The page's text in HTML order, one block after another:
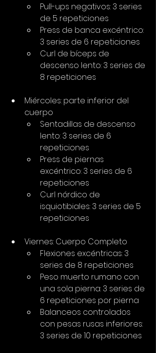
Pull-ups negativos: 3 series
de 5 repeticiones
Press de banca excéntrico:
3 series de 6 repeticiones
Curl de bíceps de
descenso lento: 3 series de
8 repeticiones
Miércoles: parte inferior del
cuerpo
Sentadillas de descenso
lento: 3 series de 6
repeticiones
Press de piernas
excéntrico: 3 series de 6
repeticiones
Curl nórdico de
isquiotibiales: 3 series de 5
repeticiones
Viernes: Cuerpo Completo
Flexiones excéntricas: 3
series de 8 repeticiones
Peso muerto rumano con
una sola pierna: 3 series de
6 repeticiones por pierna
Balanceos controlados
con pesas rusas inferiores:
3 series de 10 repeticiones